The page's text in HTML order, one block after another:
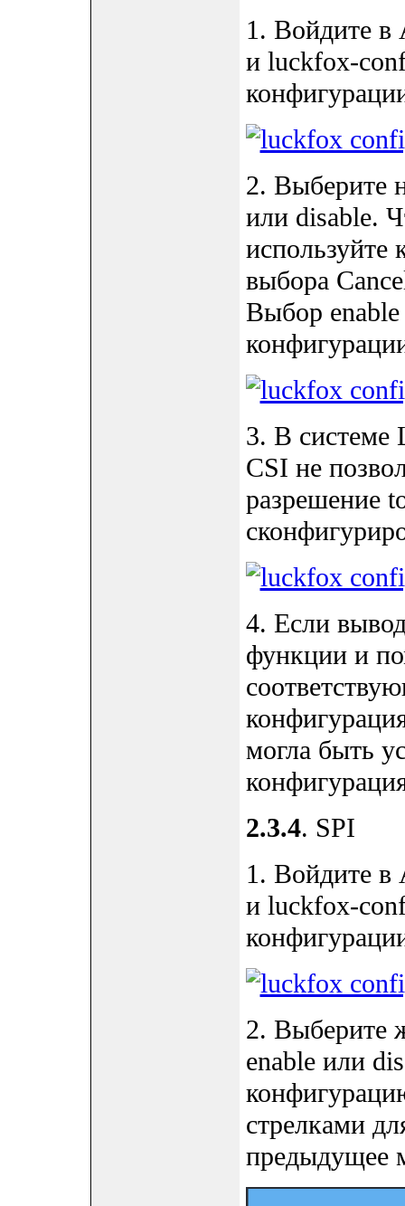
1. Войдите в
и luckfox-
2. Выберите
или disable.
используйте
выбора
Выбор enable
3. В системе
CSI не
разрешение
4. Если
функции и
могла быть
2.3.4. SPI
1. Войдите в
и luckfox-
2. Выберите
enable или
стрелками
предыдущее